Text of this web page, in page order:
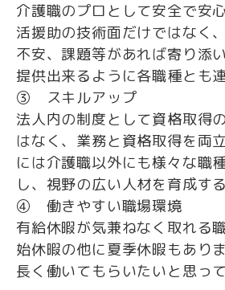
介護職のプロとして安全で安
活援助の技術面だけではなく
不安、課題等があれば寄り添
提供出来るように各職種とも
③ スキルアップ
法人内の制度として資格取得
はなく、業務と資格取得を両
には介護職以外にも様々な職
し、視野の広い人材を育成す
④ 働きやすい職場環境
有給休暇が気兼ねなく取れる
始休暇の他に夏季休暇もあり
長く働いてもらいたいと思って